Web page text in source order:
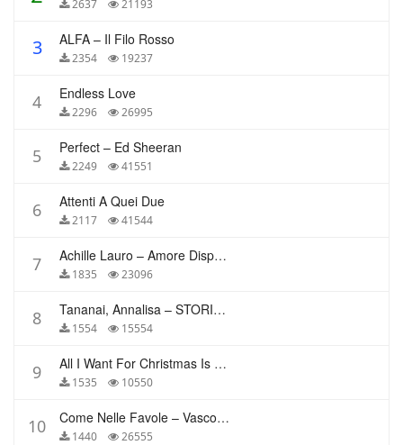
2637 21193
3 ALFA – Il Filo Rosso
2354 19237
4 Endless Love
2296 26995
5 Perfect – Ed Sheeran
2249 41551
6 Attenti A Quei Due
2117 41544
7 Achille Lauro – Amore Disperato
1835 23096
8 Tananai, Annalisa – STORIE BREVI
1554 15554
9 All I Want For Christmas Is You – Mariah Carey
1535 10550
10 Come Nelle Favole – Vasco Rossi
1440 26555